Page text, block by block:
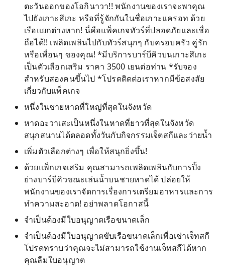
ตะวันออกของโอกินาวา!! พนักงานของเราจะพาคุณ
ไปยังเกาะสึเกะ หรือที่รู้จักกันในชื่อเกาะแครอท ด้วย
เรือแยกต่างหาก! นี่คือแพ็คเกจทัวร์ที่ปลอดภัยและเชื่อ
ถือได้!! เพลิดเพลินไปกับทัวร์สนุกๆ กับครอบครัว คู่รัก
หรือเพื่อนๆ ของคุณ! *มีบริการบาร์บีคิวบนเกาะสึเกะ
เป็นตัวเลือกเสริม ราคา 3500 เยนต่อท่าน *รับจอง
สำหรับสองคนขึ้นไป *โปรดติดต่อเราหากมีข้อสงสัย
เกี่ยวกับแพ็คเกจ
หนึ่งในชายหาดที่ใหญ่ที่สุดในจังหวัด
หาดอะวาเสะเป็นหนึ่งในหาดที่ยาวที่สุดในจังหวัด
สนุกสนานได้ตลอดทั้งวันกับกิจกรรมเจ็ตสกีและว่ายน้ำ
เพิ่มตัวเลือกต่างๆ เพื่อให้สนุกยิ่งขึ้น!
ด้วยแพ็กเกจเสริม คุณสามารถเพลิดเพลินกับการปิ้ง
ย่างบาร์บีคิวขณะเล่นน้ำบนชายหาดได้ ปล่อยให้
พนักงานของเราจัดการเรื่องการเตรียมอาหารและการ
ทำความสะอาด! อย่าพลาดโอกาสนี้
จำเป็นต้องมีใบอนุญาตเรือขนาดเล็ก
จำเป็นต้องมีใบอนุญาตขับเรือขนาดเล็กเพื่อเช่าเจ็ทสกี
โปรดทราบว่าคุณจะไม่สามารถใช้งานเจ็ทสกีได้หาก
คุณลืมใบอนุญาต